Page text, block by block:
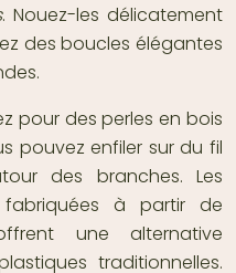
. Nouez-les délicatement
des boucles élégantes
pour des perles en bois
pouvez enfiler sur du fil
des branches. Les
fabriquées à partir de
une alternative
traditionnelles.